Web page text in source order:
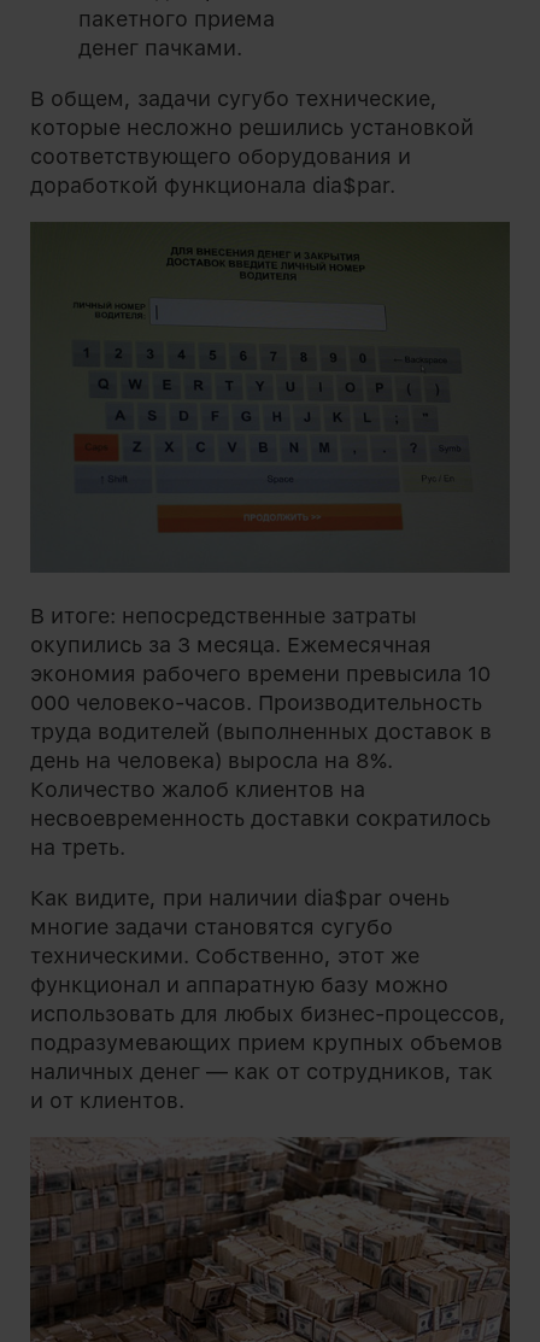
пакетного приема
денег пачками.
В общем, задачи сугубо технические,
которые несложно решились установкой
соответствующего оборудования и
доработкой функционала dia$par.
В итоге: непосредственные затраты
окупились за 3 месяца. Ежемесячная
экономия рабочего времени превысила 10
000 человеко-часов. Производительность
труда водителей (выполненных доставок в
день на человека) выросла на 8%.
Количество жалоб клиентов на
несвоевременность доставки сократилось
на треть.
Как видите, при наличии dia$par очень
многие задачи становятся сугубо
техническими. Собственно, этот же
функционал и аппаратную базу можно
использовать для любых бизнес-процессов,
подразумевающих прием крупных объемов
наличных денег — как от сотрудников, так
и от клиентов.